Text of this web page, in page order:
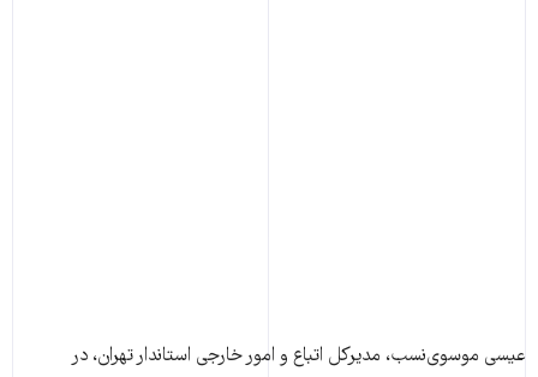
عیسی موسوی‌نسب، مدیرکل اتباع و امور خارجی استاندار تهران، در